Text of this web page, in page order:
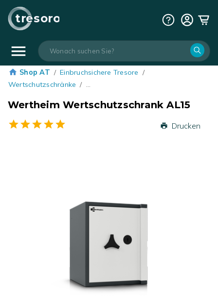
tresoro
Shop AT / Einbruchsichere Tresore /
Wertschutzschränke / …
Wertheim Wertschutzschrank AL15
Drucken